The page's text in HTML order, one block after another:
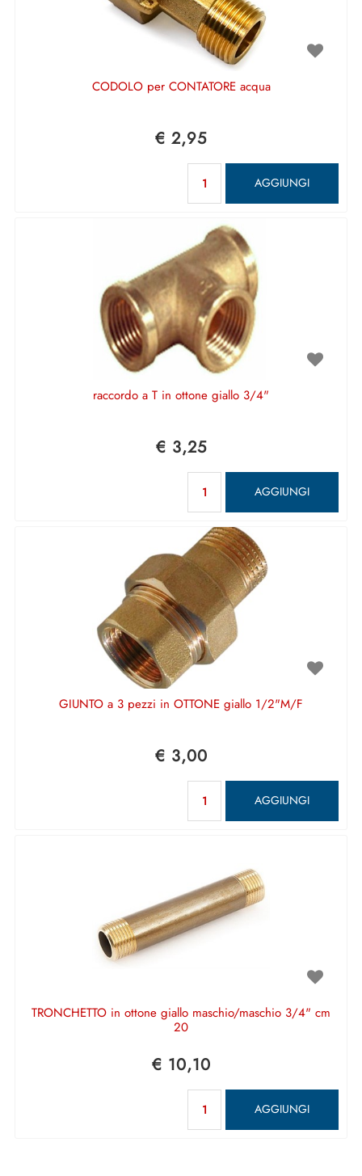
CODOLO per CONTATORE acqua
€ 2,95
AGGIUNGI
raccordo a T in ottone giallo 3/4"
€ 3,25
AGGIUNGI
GIUNTO a 3 pezzi in OTTONE giallo 1/2"M/F
€ 3,00
AGGIUNGI
TRONCHETTO in ottone giallo maschio/maschio 3/4" cm
20
€ 10,10
AGGIUNGI